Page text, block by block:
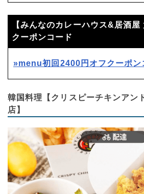
【みんなのカレーハウス&居酒
クーポンコード
»menu初回2400円オフクーポン
韓国料理【クリスピーチキンアン
店】